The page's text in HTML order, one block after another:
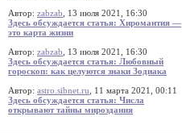
Автор: zabzab , 13 июля 2021, 16:30
Здесь обсуждается статья: Хиромантия —
это карта жизни
Автор: zabzab , 13 июля 2021, 16:30
Здесь обсуждается статья: Любовный
гороскоп: как целуются знаки Зодиака
Автор: astro.sibnet.ru , 11 марта 2021, 00:11
Здесь обсуждается статья: Числа
открывают тайны мироздания